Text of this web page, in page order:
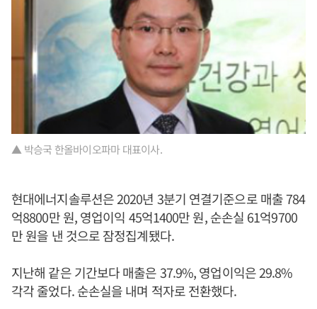
▲ 박승국 한올바이오파마 대표이사.
현대에너지솔루션은 2020년 3분기 연결기준으로 매출 784
억8800만 원, 영업이익 45억1400만 원, 순손실 61억9700
만 원을 낸 것으로 잠정집계됐다.
지난해 같은 기간보다 매출은 37.9%, 영업이익은 29.8%
각각 줄었다. 순손실을 내며 적자로 전환했다.